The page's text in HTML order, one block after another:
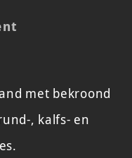
met bekroond
, kalfs- en